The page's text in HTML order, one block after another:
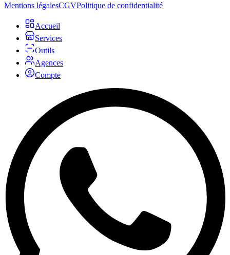
Mentions légalesCGVPolitique de confidentialité
Accueil
Services
Outils
Agences
Compte